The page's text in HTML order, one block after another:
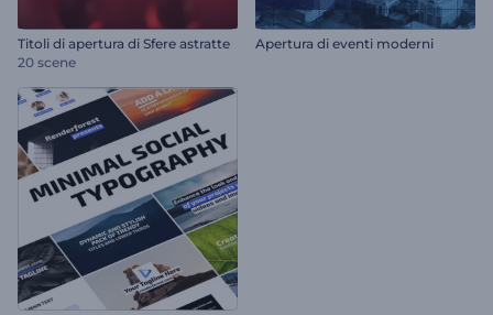
Titoli di apertura di Sfere astratte
20 scene
Apertura di eventi moderni